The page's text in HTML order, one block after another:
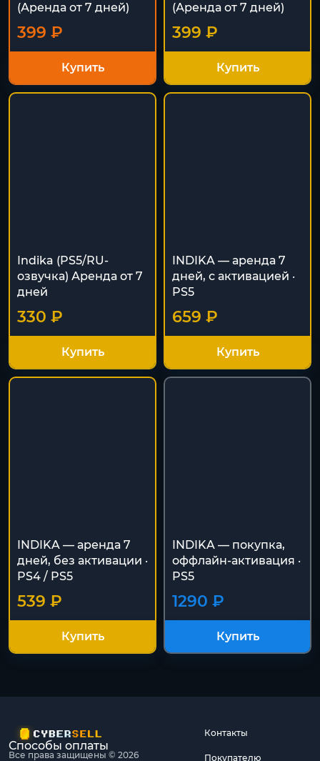
(Аренда от 7 дней)
399 ₽
Купить
(Аренда от 7 дней)
399 ₽
Купить
Indika (PS5/RU-
озвучка) Аренда от 7
дней
330 ₽
Купить
INDIKA — аренда 7
дней, с активацией ·
PS5
659 ₽
Купить
INDIKA — аренда 7
дней, без активации ·
PS4 / PS5
539 ₽
Купить
INDIKA — покупка,
оффлайн-активация ·
PS5
1290 ₽
Купить
Все права защищены © 2026
Контакты
Покупателю
Способы оплаты